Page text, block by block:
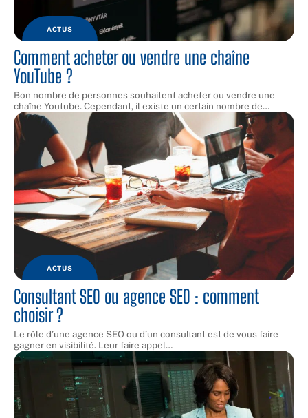
ACTUS
Comment acheter ou vendre une chaîne
YouTube ?
Bon nombre de personnes souhaitent acheter ou vendre une
chaîne Youtube. Cependant, il existe un certain nombre de…
ACTUS
Consultant SEO ou agence SEO : comment
choisir ?
Le rôle d’une agence SEO ou d’un consultant est de vous faire
gagner en visibilité. Leur faire appel…